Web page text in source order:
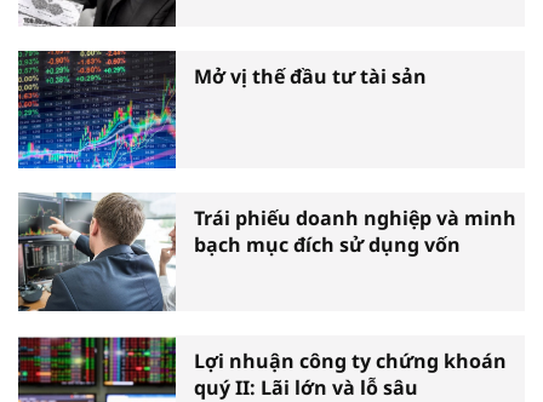
Mở vị thế đầu tư tài sản
Trái phiếu doanh nghiệp và minh
bạch mục đích sử dụng vốn
Lợi nhuận công ty chứng khoán
quý II: Lãi lớn và lỗ sâu